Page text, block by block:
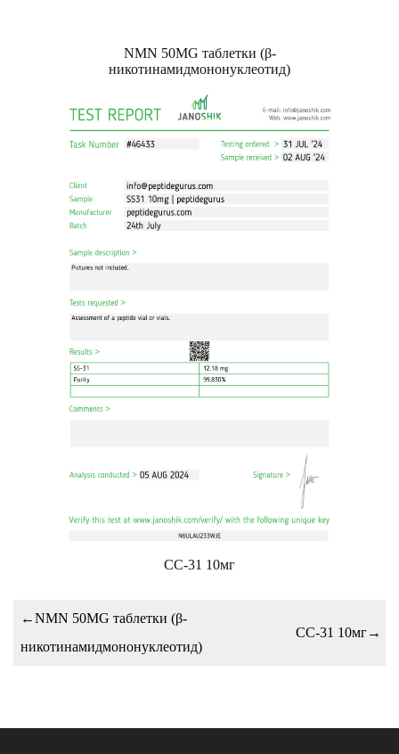
NMN 50MG таблетки (β-
никотинамидмононуклеотид)
СС-31 10мг
←NMN 50MG таблетки (β-
никотинамидмононуклеотид)
СС-31 10мг→